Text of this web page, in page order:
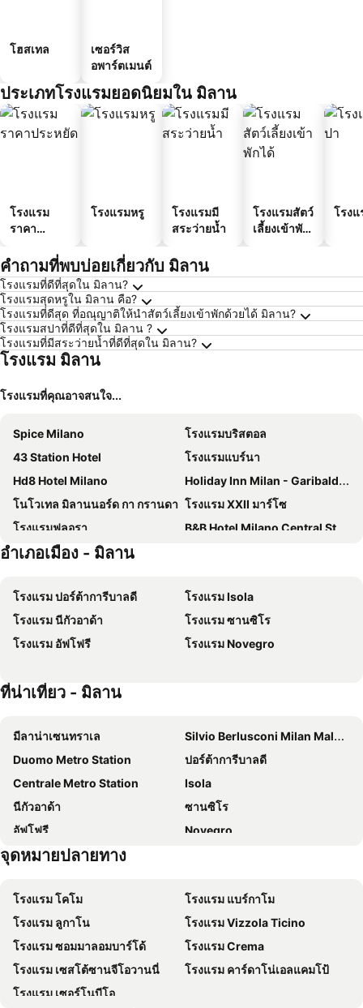
โฮสเทล
เซอร์วิส
อพาร์ตเมนต์
ประเภทโรงแรมยอดนิยมใน มิลาน
โรงแรม
ราคา
โรงแรมหรู
โรงแรมมี
สระว่ายน้ำ
โรงแรมสัตว์
เลี้ยงเข้าพัก
โรง
คำถามที่พบบ่อยเกี่ยวกับ มิลาน
โรงแรมที่ดีที่สุดใน มิลาน?
โรงแรมสุดหรูใน มิลาน คือ?
โรงแรมที่ดีสุด ที่อณุญาติให้นำสัตว์เลี้ยงเข้าพักด้วยได้ มิลาน?
โรงแรมสปาที่ดีที่สุดใน มิลาน ?
โรงแรมที่มีสระว่ายน้ำที่ดีที่สุดใน มิลาน?
โรงแรม มิลาน
โรงแรมที่คุณอาจสนใจ...
Spice Milano
โรงแรมบริสตอล
43 Station Hotel
โรงแรมแบร์นา
Hd8 Hotel Milano
Holiday Inn Milan - Garibaldi Station by IHG
โนโวเทล มิลานนอร์ด กา กรานดา โรงแรม XXII มาร์โซ
โรงแรมฟลอรา
B&B Hotel Milano Central Station
Just Hotel Milano
ODSweet Duomo Milano Hotel
Hotel Metropoli
iH Hotels Milano Ambasciatori
ibis Milano Centro
โรซา แกรนด์มิลาโน - สตาร์โฮเทลส์โกลเลโซเน
Mercure Milano Solari
Hotel Rio
Hotel City 20
Smart Hotel Milano Centrale
Hotel Mirage Sure Hotel Collection by Best Western
Galleria Vik Milano
Oasi Village Hotel & Resort
โรงแรมโซแปร์กา
NEMI, Milan, a Tribute Portfolio Hotel
โรงแรมไอเดีย มิลาโน ซานซิโร
Hotel Da Vinci Milano
Hotel Aspromonte
Hotel Degli Arcimboldi
B&B HOTEL Milano Ornato
โรงแรมราฟฟาเอลโล
Palazzo Loreto Hotel Milano
Palazzo Viridis
โรงแรมเดอะฮับ
Hotel Delle Nazioni
21 House of Stories Città Studi
Joy 124 Hotel Milano
Hotel Galileo
อำเภอเมือง - มิลาน
โรงแรม ปอร์ต้าการีบาลดี
โรงแรม Isola
โรงแรม นีกัวอาด้า
โรงแรม ซานซิโร
โรงแรม อัฟโฟรี
โรงแรม Novegro
ที่น่าเที่ยว - มิลาน
มีลาน่าเซนทราเล
Silvio Berlusconi Milan Malpensa Airport
Duomo Metro Station
ปอร์ต้าการีบาลดี
Centrale Metro Station
Isola
นีกัวอาด้า
ซานซิโร
อัฟโฟรี
Novegro
โรงละครอาล่าสกาล่า
ทะเลสาบโคโม
Palazzo Belgiojoso d'Este
Palazzo Durini-Caproni
Palazzo del Senato
พิพิธพันธ์Duomo di Milano
เซนโตรสตอรีโก้
Palazzo Reale
la Rinascente
San Gottardo in Corte
จุดหมายปลายทาง
โรงแรม โคโม
โรงแรม แบร์กาโม
โรงแรม ลูกาโน
โรงแรม Vizzola Ticino
โรงแรม ซอมมาลอมบาร์โด้
โรงแรม Crema
โรงแรม เซสโต้ซานจีโอวานนี่
โรงแรม คาร์ดาโน่เอลแคมโป้
โรงแรม เซอร์โนบีโอ